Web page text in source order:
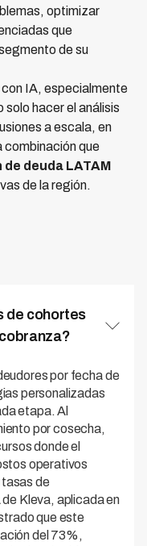
optimizar
que
de su
con IA, especialmente
solo hacer el análisis
a escala, en
combinación que
deuda LATAM
de la región.
de cohortes
por fecha de
personalizadas
etapa. Al
por cosecha,
donde el
operativos
de
Kleva, aplicada en
que este
del 73%,